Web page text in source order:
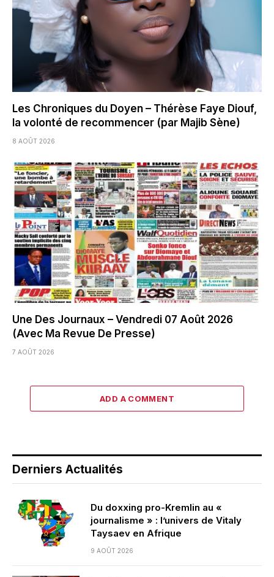
Les Chroniques du Doyen – Thérèse Faye Diouf,
la volonté de recommencer (par Majib Sène)
8 AOÛT 2026
Une Des Journaux – Vendredi 07 Août 2026
(Avec Ma Revue De Presse)
7 AOÛT 2026
ADD A COMMENT
Derniers Actualités
Du doxxing pro-Kremlin au «
journalisme » : l’univers de Vitaly
Taysaev en Afrique
9 AOÛT 2026